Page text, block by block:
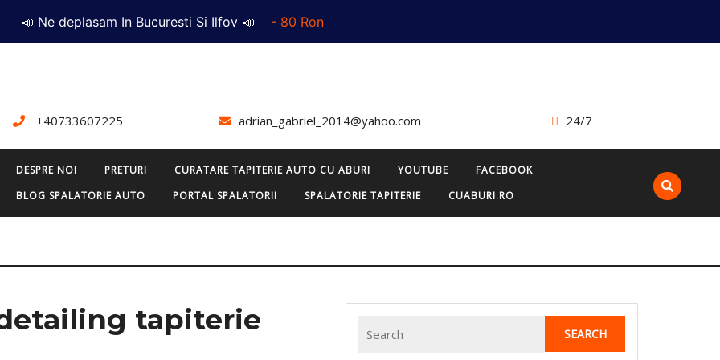
📣 Ne deplasam In Bucuresti Si Ilfov 📣
- 80 Ron
+40733607225 adrian_gabriel_2014@yahoo.com 24/7
DESPRE NOI PRETURI CURATARE TAPITERIE AUTO CU ABURI YOUTUBE
FACEBOOK
BLOG SPALATORIE AUTO
PORTAL SPALATORII SPALATORIE TAPITERIE CUABURI.RO
tapiterie
for: